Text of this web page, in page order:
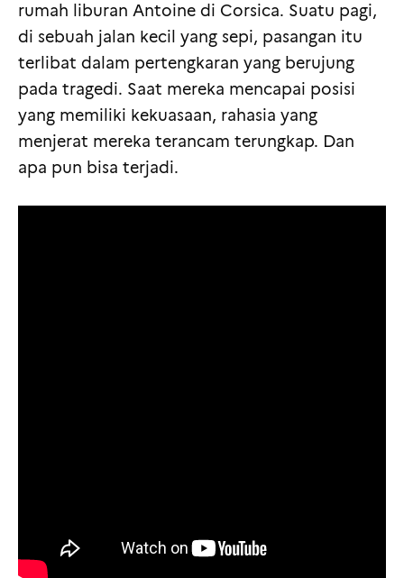
rumah liburan Antoine di Corsica. Suatu pagi,
di sebuah jalan kecil yang sepi, pasangan itu
terlibat dalam pertengkaran yang berujung
pada tragedi. Saat mereka mencapai posisi
yang memiliki kekuasaan, rahasia yang
menjerat mereka terancam terungkap. Dan
apa pun bisa terjadi.